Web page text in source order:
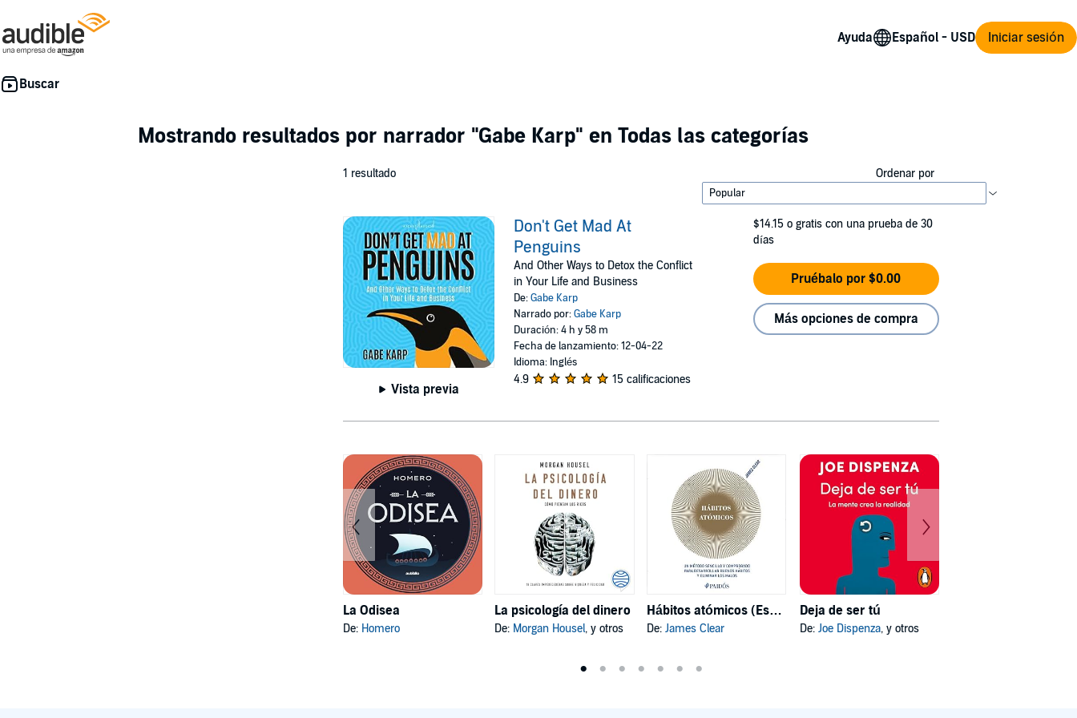
Ayuda Iniciar sesión
Mostrando resultados por narrador "Gabe Karp" en Todas las categorías
1 resultado Ordenar por
Vista previa
Don't Get Mad At
Penguins
And Other Ways to Detox the Conflict
in Your Life and Business
De:Gabe Karp
Narrado por:Gabe Karp
Duración: 4 h y 58 m
Fecha de lanzamiento: 12-04-22
Idioma: Inglés
4.9 15 calificaciones
$14.15 o gratis con una prueba de 30
días
Pruébalo por $0.00
Más opciones de compra
La Odisea
De: Homero
La psicología del dinero
De: Morgan Housel, y otros
Hábitos atómicos (Español neutro)
De: James Clear
Deja de ser tú
De: Joe Dispenza, y otros